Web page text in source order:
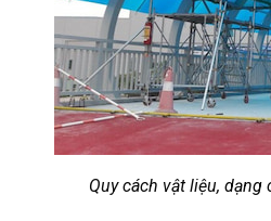
Quy cách vật liệu,